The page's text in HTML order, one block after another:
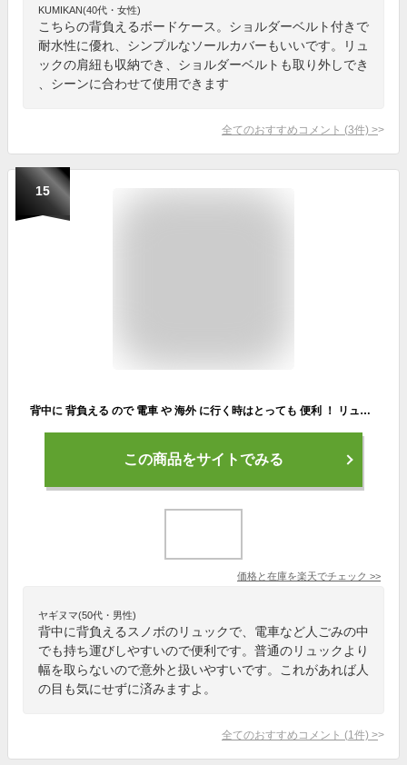
KUMIKAN(40代・女性)
こちらの背負えるボードケース。ショルダーベルト付きで
耐水性に優れ、シンプルなソールカバーもいいです。リュ
ックの肩紐も収納でき、ショルダーベルトも取り外しでき
、シーンに合わせて使用できます
全てのおすすめコメント (3件) >
15
背中に 背負える ので 電車 や 海外 に行く時はとっても 便利 ！ リュック型 ソフトケース プライド ボディボード 1DAY トリップ バッグ
この商品をサイトでみる
価格と在庫を楽天でチェック >>
ヤギヌマ(50代・男性)
背中に背負えるスノボのリュックで、電車など人ごみの中
でも持ち運びしやすいので便利です。普通のリュックより
幅を取らないので意外と扱いやすいです。これがあれば人
の目も気にせずに済みますよ。
全てのおすすめコメント (1 件) >